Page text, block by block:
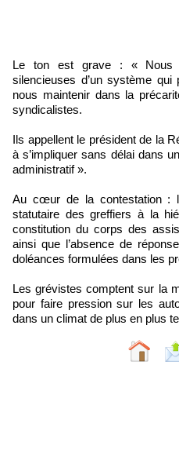
Le ton est grave : « Nous refusons d’être les victimes
silencieuses d’un système
nous maintenir dans la
syndicalistes.
Ils appellent le président de la
à s’impliquer sans délai dans
administratif ».
Au cœur de la contestation :
statutaire des greffiers à la
constitution du corps des
ainsi que l’absence de
doléances formulées dans les
Les grévistes comptent sur la
pour faire pression sur les
dans un climat de plus en plus